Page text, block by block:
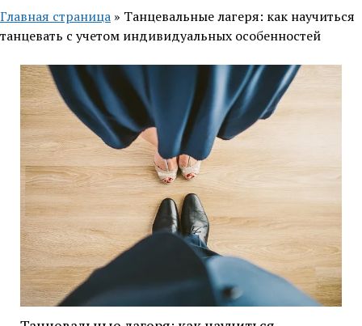
Главная страница » Танцевальные лагеря: как научиться
танцевать с учетом индивидуальных особенностей